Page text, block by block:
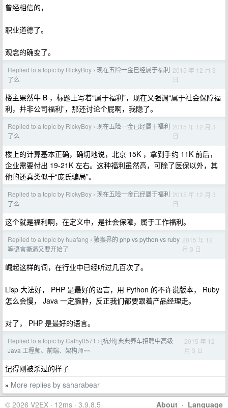
曾经相信的，
职业道德了。
观念的确变了。
Replied to a topic by RickyBoy › 现在五险一金已经属于福利
了么
2015 年 12 月 3
日
楼主果然牛 B ，标题上写着“属于福利”，现在又强调“属于社会保障福
利，并非公司福利”，那还讨论个屁啊，我隐了。
Replied to a topic by RickyBoy › 现在五险一金已经属于福利
了么
2015 年 12 月 3
日
楼上的计算基本正确，确切地说，北京 15K ，拿到手约 11K 前后，
企业需要付出 19-21K 左右。这种福利虽然高，可除了医保以外，其
他的还真类似于“庞氏骗局”。
Replied to a topic by RickyBoy › 现在五险一金已经属于福利
了么
2015 年 12 月 3
日
这个就是福利啊，在定义中，是社会保障，属于工作福利。
Replied to a topic by huafang › 猿猴界的 php vs python vs ruby
等语言撕逼又要开始了
2015 年 12
月 3 日
崛起这样的词，在行业中已经听过几百次了。
Lisp 大法好， PHP 是最好的语言，用 Python 的不许说版本， Ruby
怎么会慢， Java 一定臃肿，反正我们都要跟着产品经理走。
对了， PHP 是最好的语言。
Replied to a topic by Cathy0571 › [杭州] 典典养车招聘中高级
Java 工程师、前端、架构师~~
2015 年 12
月 3 日
记得刚被杀过的样子
» More replies by saharabear
About · Language
© 2026 V2EX · 12ms · 3.9.8.5